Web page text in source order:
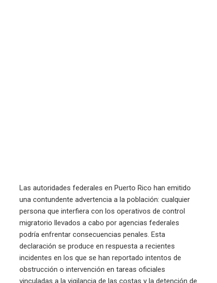
Las autoridades federales en Puerto Rico han emitido
una contundente advertencia a la población: cualquier
persona que interfiera con los operativos de control
migratorio llevados a cabo por agencias federales
podría enfrentar consecuencias penales. Esta
declaración se produce en respuesta a recientes
incidentes en los que se han reportado intentos de
obstrucción o intervención en tareas oficiales
vinculadas a la vigilancia de las costas y la detención de